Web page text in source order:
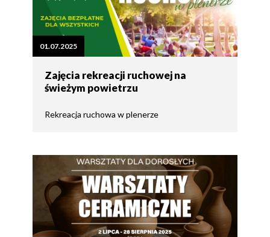
01.07.2025
Zajęcia rekreacji ruchowej na
świeżym powietrzu
Rekreacja ruchowa w plenerze